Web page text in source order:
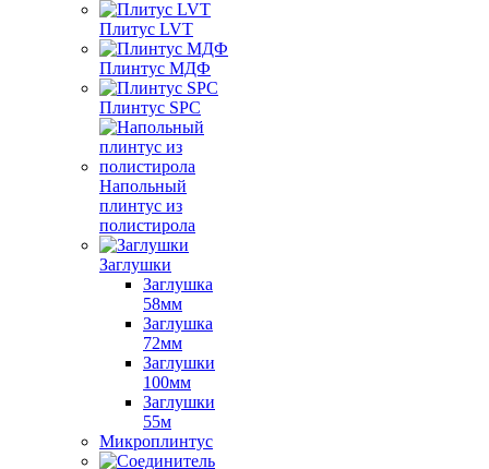
Плитус LVT
Плинтус МДФ
Плинтус SPC
Напольный
плинтус из
полистирола
Заглушки
Заглушка
58мм
Заглушка
72мм
Заглушки
100мм
Заглушки
55м
Микроплинтус